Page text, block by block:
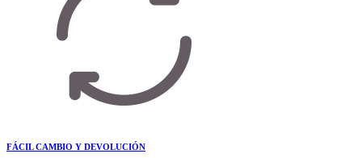
FÁCIL CAMBIO Y DEVOLUCIÓN